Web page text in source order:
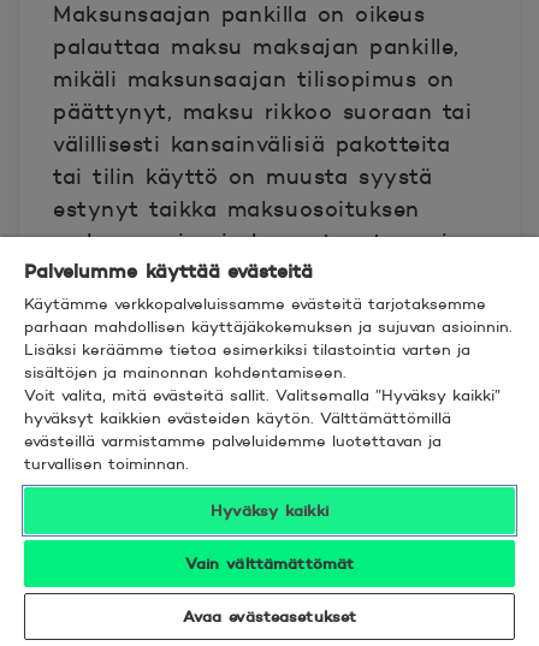
Maksunsaajan pankilla on oikeus
palauttaa maksu maksajan pankille,
mikäli maksunsaajan tilisopimus on
päättynyt, maksu rikkoo suoraan tai
välillisesti kansainvälisiä pakotteita
tai tilin käyttö on muusta syystä
estynyt taikka maksuosoituksen
maksunsaaja ei ole noutanut varoja
maksajan maksuosoituksessa
ilmoittamana aikana.
7. Maksutoimeksiannon
peruuttaminen tai
muuttaminen
Maksajalla ei ole oikeutta peruuttaa
tai muuttaa pankille antamaansa
maksutoimeksiantoa sen jälkeen, kun
pankki on vastaanottanut sen.
Palvelumme käyttää evästeitä
Käytämme verkkopalveluissamme evästeitä tarjotaksemme
parhaan mahdollisen käyttäjäkokemuksen ja sujuvan asioinnin.
Lisäksi keräämme tietoa esimerkiksi tilastointia varten ja
sisältöjen ja mainonnan kohdentamiseen.
Voit valita, mitä evästeitä sallit. Valitsemalla ”Hyväksy kaikki”
hyväksyt kaikkien evästeiden käytön. Välttämättömillä
evästeillä varmistamme palveluidemme luotettavan ja
turvallisen toiminnan.
Hyväksy kaikki
Vain välttämättömät
Avaa evästeasetukset